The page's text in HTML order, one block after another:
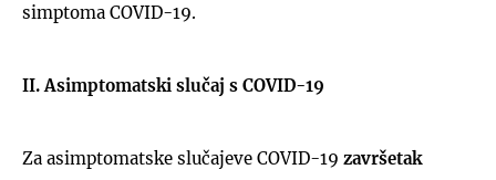
simptoma COVID-19.
II. Asimptomatski slučaj s COVID-19
Za asimptomatske slučajeve COVID-19 završetak